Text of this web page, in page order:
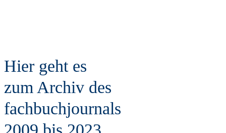
Hier geht es
zum Archiv des
fachbuchjournals